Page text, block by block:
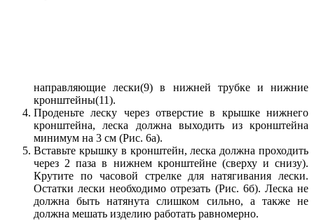
направляющие лески(9) в нижней трубке и нижние
кронштейны(11).
Проденьте леску через отверстие в крышке нижнего
кронштейна, леска должна выходить из кронштейна
минимум на 3 см (Рис. 6а).
Вставьте крышку в кронштейн, леска должна проходить
через 2 паза в нижнем кронштейне (сверху и снизу).
Крутите по часовой стрелке для натягивания лески.
Остатки лески необходимо отрезать (Рис. 6б). Леска не
должна быть натянута слишком сильно, а также не
должна мешать изделию работать равномерно.